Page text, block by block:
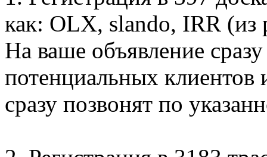
как: OLX, slando, IRR (из
На ваше объявление
потенциальных клиентов
сразу позвонят по